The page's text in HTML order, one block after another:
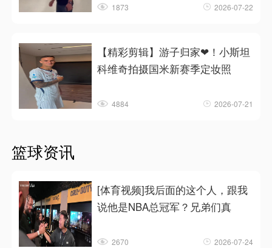
1873 2026-07-22
【精彩剪辑】游子归家❤！小斯坦
科维奇拍摄国米新赛季定妆照
4884 2026-07-21
篮球资讯
[体育视频]我后面的这个人，跟我
说他是NBA总冠军？兄弟们真
2670 2026-07-24